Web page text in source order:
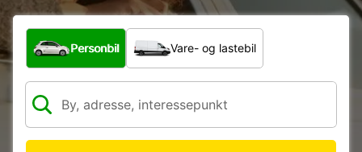
Hvilken type bil?
Personbil Vare- og lastebil